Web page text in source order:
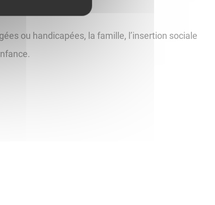
ou handicapées, la famille, l’insertion sociale